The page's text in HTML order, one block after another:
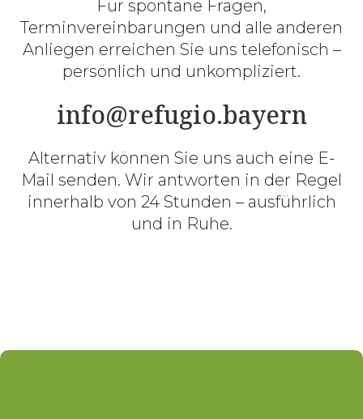
Für spontane Fragen,
Terminvereinbarungen und alle anderen
Anliegen erreichen Sie uns telefonisch –
persönlich und unkompliziert.
info@refugio.bayern
Alternativ können Sie uns auch eine E-
Mail senden. Wir antworten in der Regel
innerhalb von 24 Stunden – ausführlich
und in Ruhe.